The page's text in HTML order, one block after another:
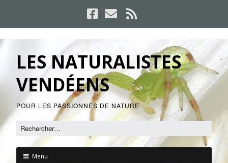
LES NATURALISTES
VENDÉENS
POUR LES PASSIONNÉS DE NATURE
Menu